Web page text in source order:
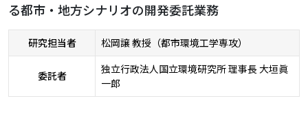
る都市・地方シナリオの開発委託業務
研究担当者 松岡譲 教授（都市環境工学専攻）
委託者
独立行政法人国立環境研究所 理事長 大垣眞
一郎